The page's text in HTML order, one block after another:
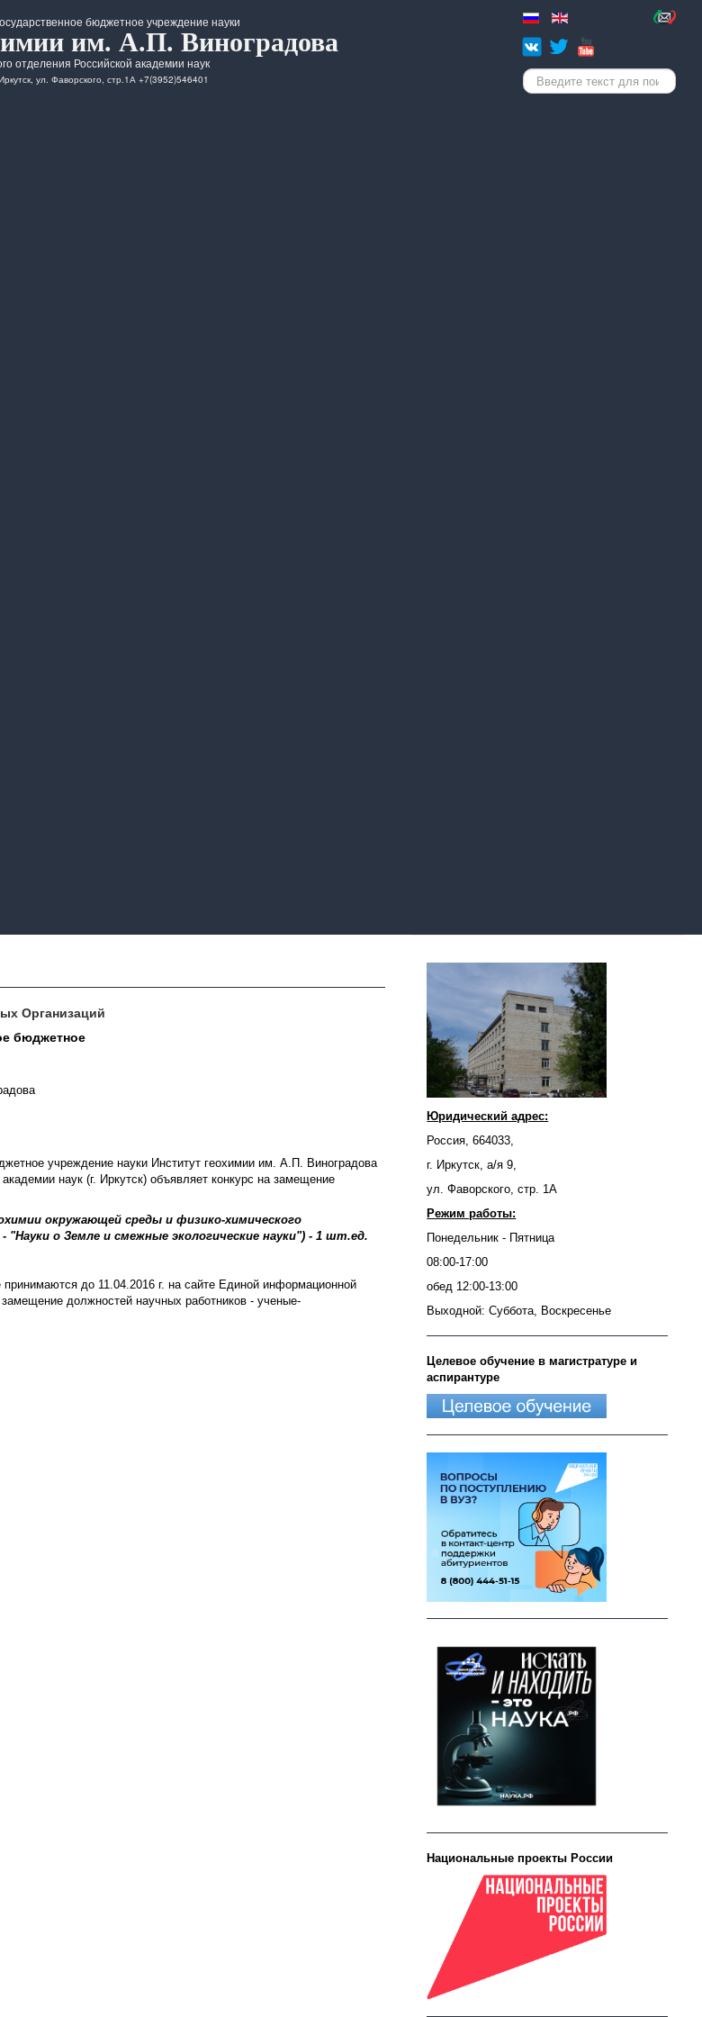
бюджетное учреждение науки
им. А.П. Виноградова
отделения Российской академии наук
ул. Фаворского, стр.1А +7(3952)546401 Искать...
Организаций
бюджетное
учреждение науки Институт геохимии им. А.П. Виноградова
наук (г. Иркутск) объявляет конкурс на замещение
окружающей среды и физико-химического
"Науки о Земле и смежные экологические науки") - 1 шт.ед.
принимаются до 11.04.2016 г. на сайте Единой информационной
должностей научных работников - ученые-
Юридический адрес:
Россия, 664033,
г. Иркутск, а/я 9,
ул. Фаворского, стр. 1А
Режим работы:
Понедельник - Пятница
08:00-17:00
обед 12:00-13:00
Выходной: Суббота, Воскресенье
Целевое обучение в магистратуре и
аспирантуре
Национальные проекты России